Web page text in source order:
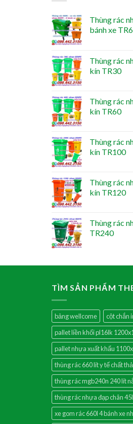
Thùng rác
bánh xe
Thùng rác
kín TR30
Thùng rác
kín TR60
Thùng rác
kín TR100
Thùng rác
kín TR120
Thùng rác
TR240
TÌM SẢN PHẨM
bảng wellcome cột chắn
pallet liền khối pl16lk
pallet nhựa xuất khẩu
thùng rác 660 lít y tế chất
thùng rác mgb240n 240 lít
thùng rác nhựa đạp chân 45l
xe gom rác 660l 4 bánh xe